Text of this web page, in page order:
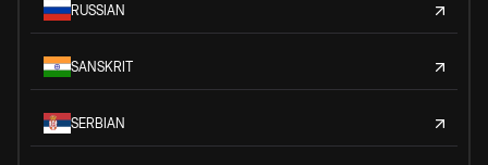
RUSSIAN
SANSKRIT
SERBIAN